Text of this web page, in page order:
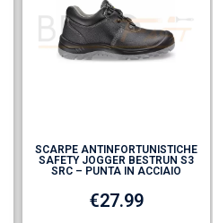
SCARPE ANTINFORTUNISTICHE
SAFETY JOGGER BESTRUN S3
SRC – PUNTA IN ACCIAIO
€27.99